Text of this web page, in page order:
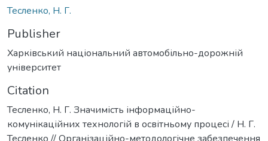
Тесленко, Н. Г.
Publisher
Харківський національний автомобільно-дорожній
університет
Citation
Тесленко, Н. Г. Значимість інформаційно-
комунікаційних технологій в освітньому процесі / Н. Г.